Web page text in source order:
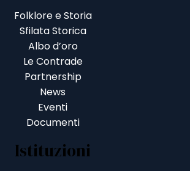
Folklore e Storia
Sfilata Storica
Albo d’oro
Le Contrade
Partnership
News
Eventi
Documenti
Istituzioni